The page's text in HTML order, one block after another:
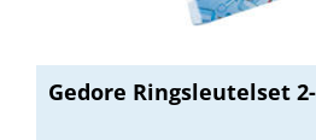
Gedore Ringsleutelset